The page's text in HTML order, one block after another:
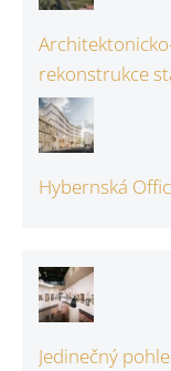
rekonstrukce
Hybernská
Jedinečný